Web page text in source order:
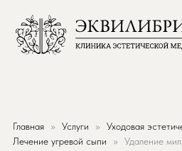
Главная Услуги
Уходовая
Лечение угревой сыпи
Удаление
УДАЛЕНИЕ